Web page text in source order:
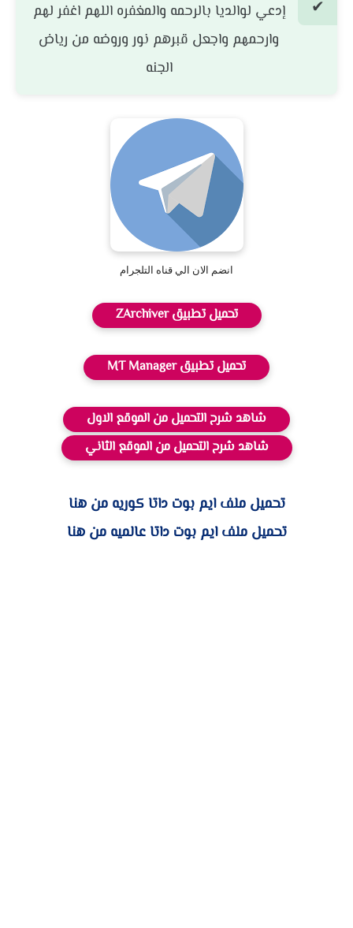
إدعي لوالديا بالرحمه والمغفره اللهم اغفر لهم
وارحمهم واجعل قبرهم نور وروضه من رياض
الجنه
انضم الان الي قناه التلجرام
تحميل تطبيق ZArchiver
تحميل تطبيق MT Manager
شاهد شرح التحميل من الموقع الاول
شاهد شرح التحميل من الموقع الثاني
تحميل ملف ايم بوت داتا كوريه من هنا
تحميل ملف ايم بوت داتا عالميه من هنا